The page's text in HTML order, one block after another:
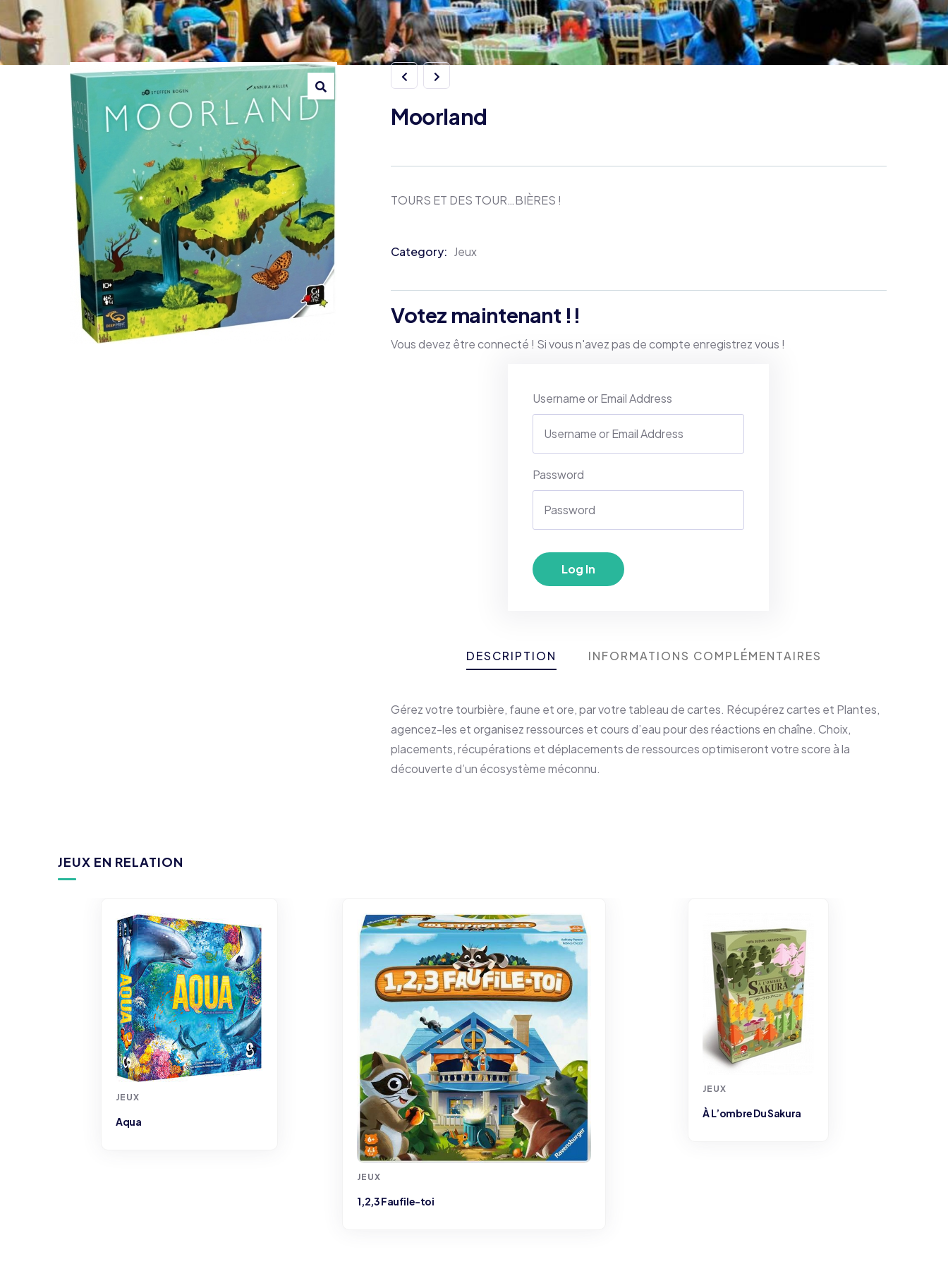
Moorland
TOURS ET DES TOUR…BIÈRES !
Category: Jeux
Votez maintenant !!
Vous devez être connecté ! Si vous n'avez pas de compte enregistrez vous !
Username or Email Address
Password
DESCRIPTION INFORMATIONS COMPLÉMENTAIRES
Gérez votre tourbière, faune et ore, par votre tableau de cartes. Récupérez cartes et Plantes,
agencez-les et organisez ressources et cours d’eau pour des réactions en chaîne. Choix,
placements, récupérations et déplacements de ressources optimiseront votre score à la
découverte d’un écosystème méconnu.
JEUX EN RELATION
JEUX
Aqua
JEUX
1,2,3 Faufile-toi
JEUX
À L’ombre Du Sakura